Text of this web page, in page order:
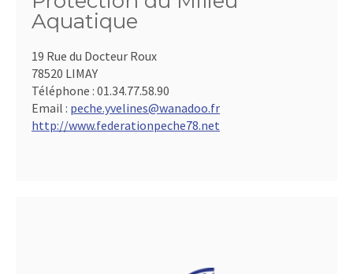
Aquatique
19 Rue du Docteur Roux
78520 LIMAY
Téléphone : 01.34.77.58.90
Email : peche.yvelines@wanadoo.fr
http://www.federationpeche78.net